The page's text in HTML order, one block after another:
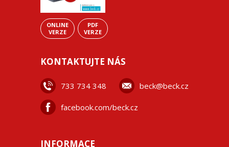
ONLINE
VERZE
PDF
VERZE
KONTAKTUJTE NÁS
733 734 348 beck@beck.cz
facebook.com/beck.cz
INFORMACE